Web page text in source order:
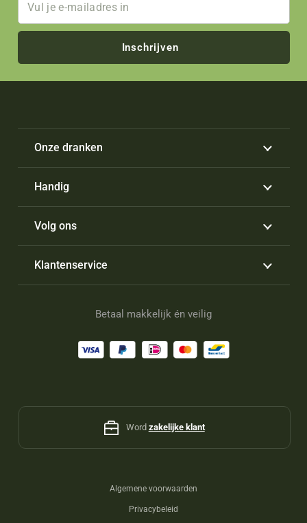
Inschrijven
Onze dranken
Handig
Volg ons
Klantenservice
Betaal makkelijk én veilig
Word zakelijke klant
Algemene voorwaarden
Privacybeleid